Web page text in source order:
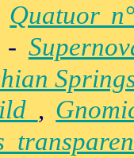
Quatuor
,